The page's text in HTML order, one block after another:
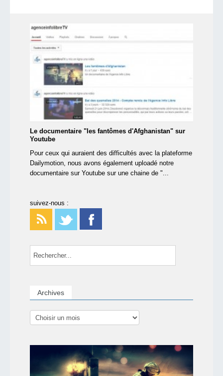
Le documentaire "les fantômes d'Afghanistan" sur
Youtube
Pour ceux qui auraient des difficultés avec la plateforme
Dailymotion, nous avons également uploadé notre
documentaire sur Youtube sur une chaine de "...
suivez-nous :
Archives